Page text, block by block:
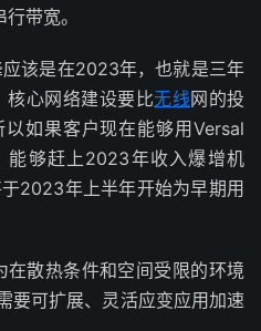
带宽。
该是在2023年，也就是三年
核心网络建设要比无线网的投
如果客户现在能够用Versal
能够赶上2023年收入爆增机
2023年上半年开始为早期用
散热条件和空间受限的环境
要可扩展、灵活应变应用加速